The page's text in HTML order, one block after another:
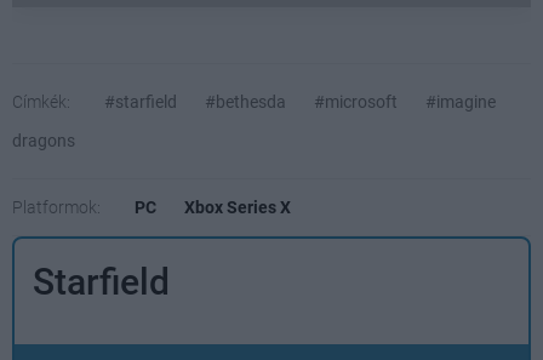
Címkék: #starfield #bethesda #microsoft
#imagine
dragons
Platformok: PC Xbox Series X
Starfield